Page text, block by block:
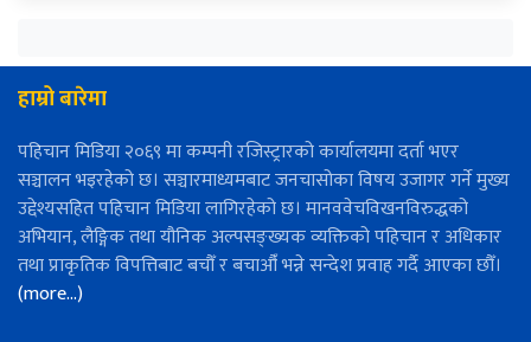
हाम्रो बारेमा
पहिचान मिडिया २०६९ मा कम्पनी रजिस्ट्रारको कार्यालयमा दर्ता भएर
सञ्चालन भइरहेको छ। सञ्चारमाध्यमबाट जनचासोका विषय उजागर गर्ने मुख्य
उद्देश्यसहित पहिचान मिडिया लागिरहेको छ। मानववेचविखनविरुद्धको
अभियान, लैङ्गिक तथा यौनिक अल्पसङ्ख्यक व्यक्तिको पहिचान र अधिकार
तथा प्राकृतिक विपत्तिबाट बचौँ र बचाऔँ भन्ने सन्देश प्रवाह गर्दै आएका छौँ।
(more…)